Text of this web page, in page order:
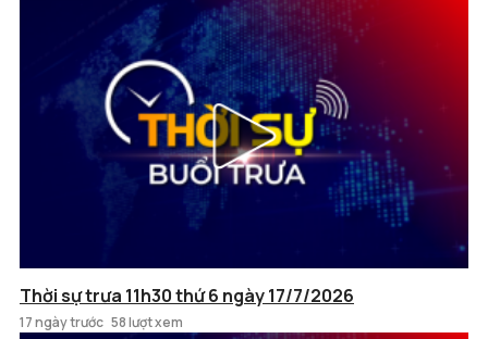
Thời sự trưa 11h30 thứ 6 ngày 17/7/2026
17 ngày trước 58 lượt xem